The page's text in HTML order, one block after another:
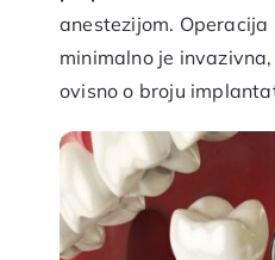
anestezijom.
minimalno je
ovisno o broju